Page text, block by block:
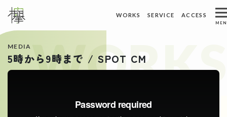
メインナビゲーション WORKS SERVICE ACCESS
WORKS
ABOUT US
私たちについて
REQUEST
CONTACT
お問い合わせ
WORKS
MEDIA
5時から9時まで / SPOT CM